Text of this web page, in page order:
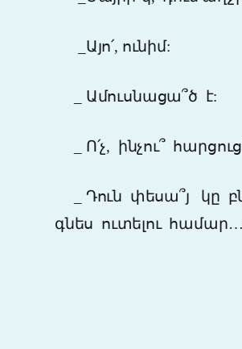
_Այո՛, ունիմ:
Ամուսնացա՞ծ է:
_ Ո՛չ, ինչու՞
Դուն փեսա՞յ
կը
գնես ուտելու